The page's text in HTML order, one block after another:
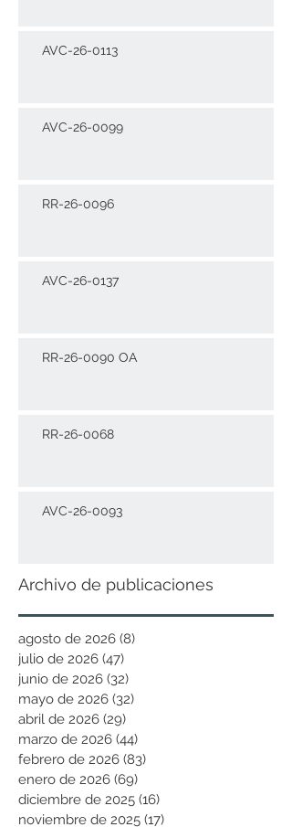
AVC-26-0113
AVC-26-0099
RR-26-0096
AVC-26-0137
RR-26-0090 OA
RR-26-0068
AVC-26-0093
Archivo de publicaciones
agosto de 2026 (8)
julio de 2026 (47)
junio de 2026 (32)
mayo de 2026 (32)
abril de 2026 (29)
marzo de 2026 (44)
febrero de 2026 (83)
enero de 2026 (69)
diciembre de 2025 (16)
noviembre de 2025 (17)